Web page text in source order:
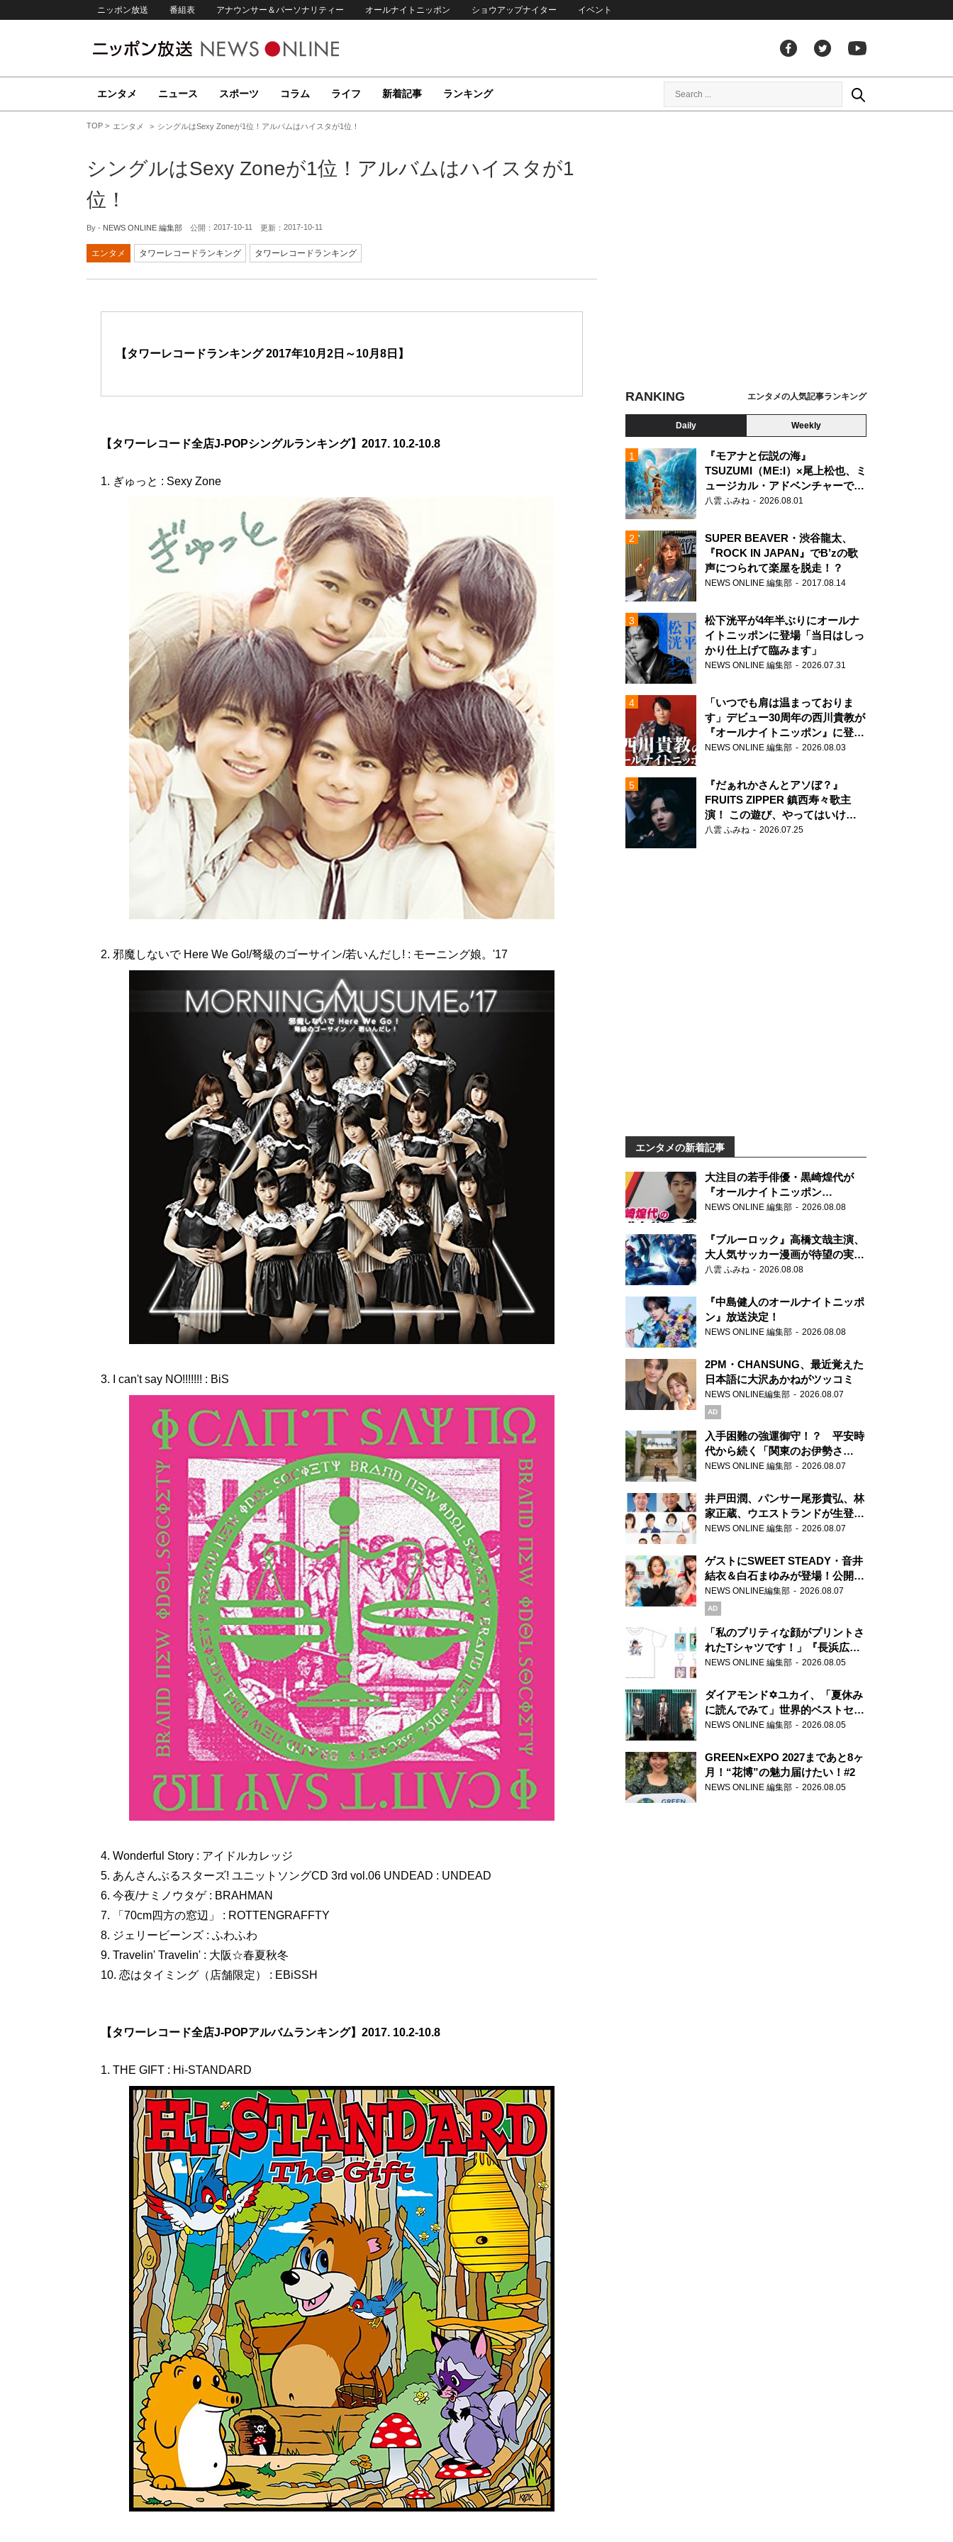
ニッポン放送 番組表 アナウンサー＆パーソナリティー オールナイトニッポン ショウアップナイター イベント
エンタメ ニュース スポーツ コラム ライフ 新着記事 ランキング
TOP エンタメ シングルはSexy Zoneが1位！アルバムはハイスタが1位！
シングルはSexy Zoneが1位！アルバムはハイスタが1
位！
By - NEWS ONLINE 編集部 公開： 2017-10-11 更新： 2017-10-11
エンタメ タワーレコードランキング タワーレコードランキング
【タワーレコードランキング 2017年10月2日～10月8日】
【タワーレコード全店J-POPシングルランキング】2017. 10.2-10.8
1. ぎゅっと : Sexy Zone
2. 邪魔しないで Here We Go!/弩級のゴーサイン/若いんだし! : モーニング娘。'17
3. I can't say NO!!!!!!! : BiS
4. Wonderful Story : アイドルカレッジ
5. あんさんぶるスターズ! ユニットソングCD 3rd vol.06 UNDEAD : UNDEAD
6. 今夜/ナミノウタゲ : BRAHMAN
7. 「70cm四方の窓辺」 : ROTTENGRAFFTY
8. ジェリービーンズ : ふわふわ
9. Travelin' Travelin' : 大阪☆春夏秋冬
10. 恋はタイミング（店舗限定） : EBiSSH
【タワーレコード全店J-POPアルバムランキング】2017. 10.2-10.8
1. THE GIFT : Hi-STANDARD
RANKING エンタメの人気記事ランキング
Daily Weekly
『モアナと伝説の海』
TSUZUMI（ME:I）×尾上松也、ミ
ュージカル・アドベンチャーで美
声を響かせる
八雲 ふみね 2026.08.01
SUPER BEAVER・渋谷龍太、
『ROCK IN JAPAN』でB’zの歌
声につられて楽屋を脱走！？
NEWS ONLINE 編集部 2017.08.14
松下洸平が4年半ぶりにオールナ
イトニッポンに登場「当日はしっ
かり仕上げて臨みます」
NEWS ONLINE 編集部 2026.07.31
「いつでも肩は温まっておりま
す」デビュー30周年の西川貴教が
『オールナイトニッポン』に登
場！
NEWS ONLINE 編集部 2026.08.03
『だぁれかさんとアソぼ？』
FRUITS ZIPPER 鎮西寿々歌主
演！ この遊び、やってはいけま
せん。
八雲 ふみね 2026.07.25
エンタメの新着記事
大注目の若手俳優・黒崎煌代が
『オールナイトニッポン
0(ZERO)』に初登場「今からとて
NEWS ONLINE 編集部 2026.08.08
『ブルーロック』高橋文哉主演、
大人気サッカー漫画が待望の実写
映画に
八雲 ふみね 2026.08.08
『中島健人のオールナイトニッポ
ン』放送決定！
NEWS ONLINE 編集部 2026.08.08
2PM・CHANSUNG、最近覚えた
日本語に大沢あかねがツッコミ
NEWS ONLINE編集部 2026.08.07
AD
入手困難の強運御守！？ 平安時
代から続く「関東のお伊勢さ
ま」、芝大神宮にてランパンプス
NEWS ONLINE 編集部 2026.08.07
井戸田潤、パンサー尾形貴弘、林
家正蔵、ウエストランドが生登
場！『ラジオビバリー昼ズ』
NEWS ONLINE 編集部 2026.08.07
ゲストにSWEET STEADY・音井
結衣＆白石まゆみが登場！公開収
録で素顔全開！
NEWS ONLINE編集部 2026.08.07
AD
「私のプリティな顔がプリントさ
れたTシャツです！」『長浜広奈
天下無双』初の番組グッズ発売
NEWS ONLINE 編集部 2026.08.05
ダイアモンド✡ユカイ、「夏休み
に読んでみて」世界的ベストセラ
ー『アナスタシア』を紹介
NEWS ONLINE 編集部 2026.08.05
GREEN×EXPO 2027まであと8ヶ
月！“花博”の魅力届けたい！#2
NEWS ONLINE 編集部 2026.08.05